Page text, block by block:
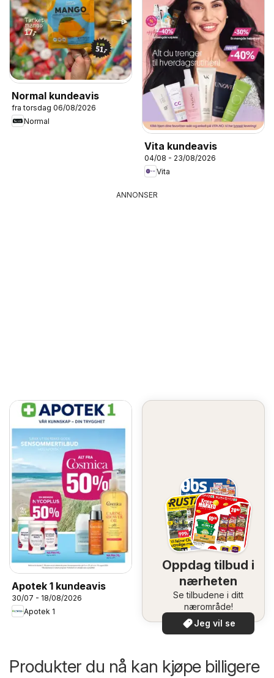
Normal kundeavis
fra torsdag 06/08/2026
Normal
Vita kundeavis
04/08 - 23/08/2026
Vita
ANNONSER
Apotek 1 kundeavis
30/07 - 18/08/2026
Apotek 1
Oppdag tilbud i
nærheten
Se tilbudene i ditt
nærområde!
Jeg vil se
Produkter du nå kan kjøpe billigere